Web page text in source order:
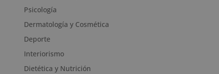
Psicología
Dermatología y Cosmética
Deporte
Interiorismo
Dietética y Nutrición